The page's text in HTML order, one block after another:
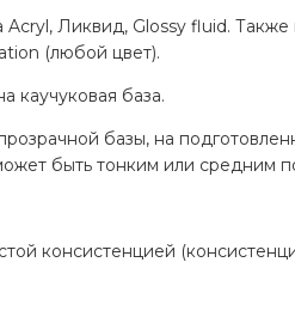
Ликвид, Glossy fluid.
(любой цвет).
каучуковая база.
базы, на
быть тонким или средним
консистенцией